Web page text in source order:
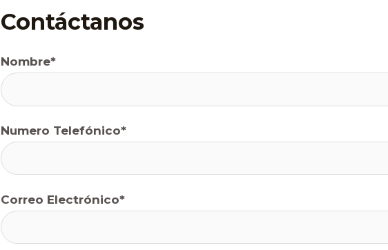
Contáctanos
Nombre*
Numero Telefónico*
Correo Electrónico*